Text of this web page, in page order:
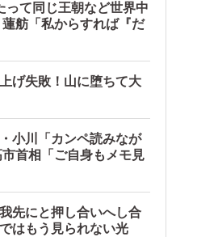
って同じ王朝など世界中
舫「私からすれば『だ
げ失敗！山に堕ちて大
小川「カンペ読みなが
首相「ご自身もメモ見
先にと押し合いへし合
はもう見られない光